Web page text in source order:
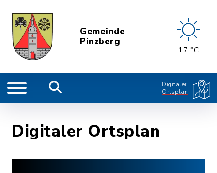
Gemeinde
Pinzberg
17 °C
Digitaler
Ortsplan
Digitaler Ortsplan